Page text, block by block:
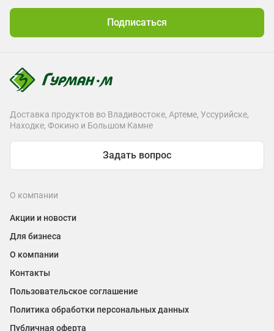
Подписаться
О компании
Акции и новости
Для бизнеса
О компании
Контакты
Пользовательское соглашение
Политика обработки персональных данных
Публичная оферта
Доставка продуктов во Владивостоке, Артеме, Уссурийске,
Находке, Фокино и Большом Камне
Задать вопрос